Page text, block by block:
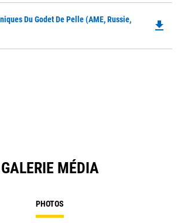
Du Godet De Pelle (AME, Russie,
file_download
GALERIE MÉDIA
PHOTOS